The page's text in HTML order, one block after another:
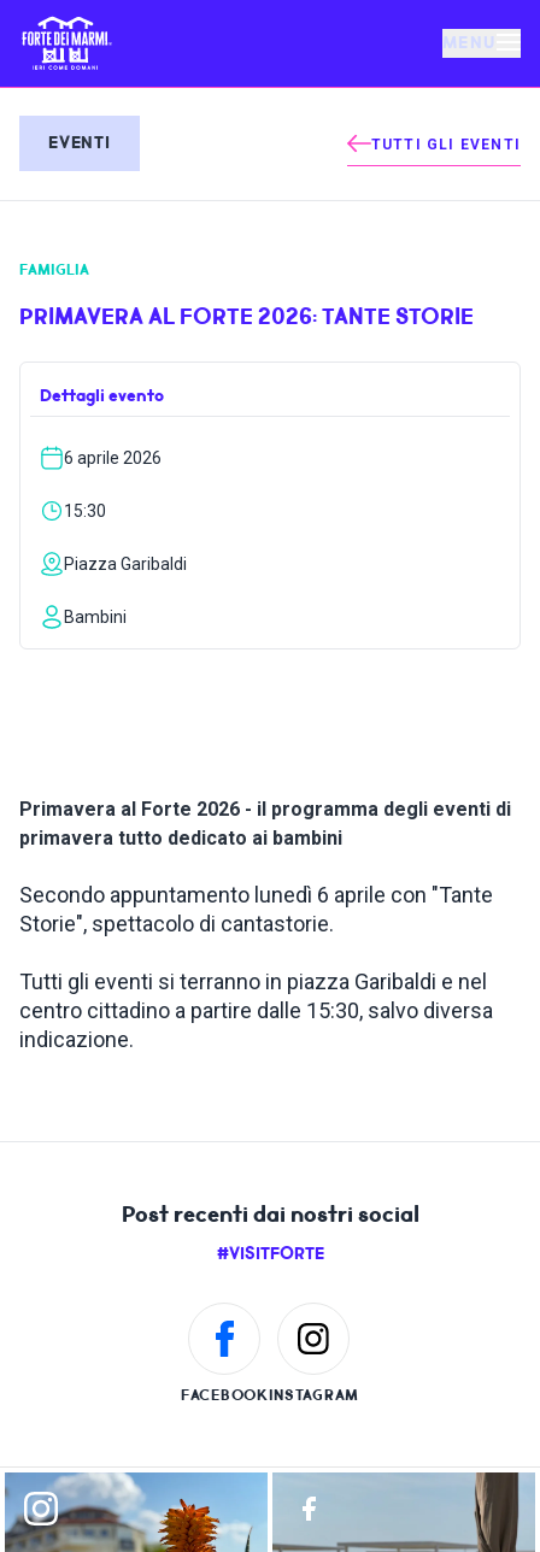
MENU
EVENTI
NOTIZIE
OSPITALITÀ
VILLA BERTELLI
ENG
EVENTI TUTTI GLI EVENTI
FAMIGLIA
PRIMAVERA AL FORTE 2026: TANTE STORIE
Dettagli evento
6 aprile 2026
15:30
Piazza Garibaldi
Bambini
Primavera al Forte 2026 - il programma degli eventi di
primavera tutto dedicato ai bambini
Secondo appuntamento lunedì 6 aprile con "Tante
Storie", spettacolo di cantastorie.
Tutti gli eventi si terranno in piazza Garibaldi e nel
centro cittadino a partire dalle 15:30, salvo diversa
indicazione.
Post recenti dai nostri social
#VISITFORTE
FACEBOOKINSTAGRAM